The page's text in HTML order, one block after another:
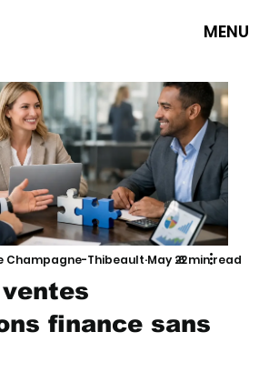
MENU
finance sans
Champagne-Thibeault May 226 min read